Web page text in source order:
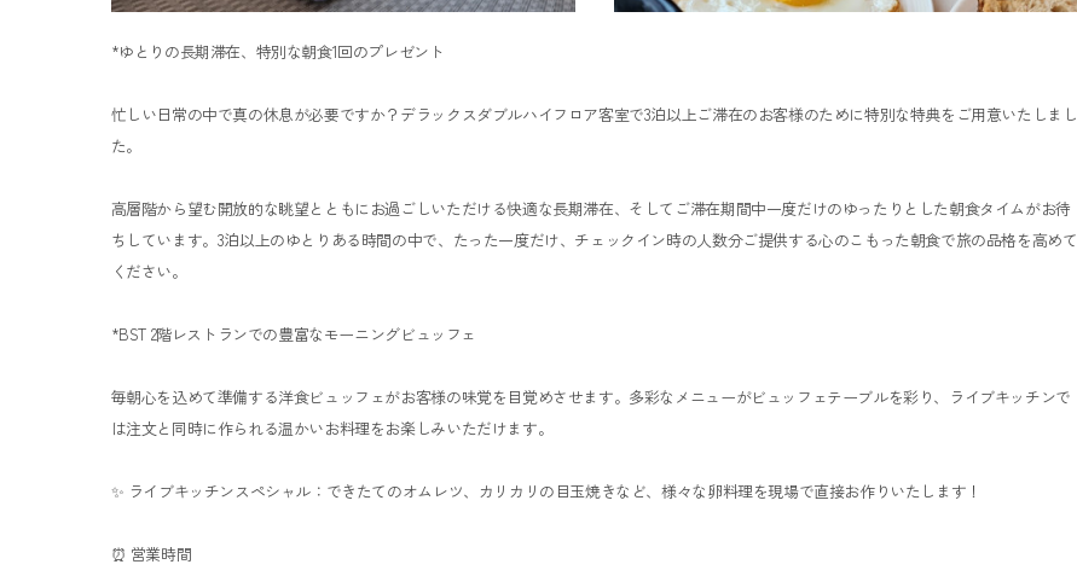
*ゆとりの長期滞在、特別な朝食1回のプレゼント
忙しい日常の中で真の休息が必要ですか？デラックスダブルハイフロア客室で3泊以上ご滞在のお客様のために特別な特典をご用意いたしまし
た。
高層階から望む開放的な眺望とともにお過ごしいただける快適な長期滞在、そしてご滞在期間中一度だけのゆったりとした朝食タイムがお待
ちしています。3泊以上のゆとりある時間の中で、たった一度だけ、チェックイン時の人数分ご提供する心のこもった朝食で旅の品格を高めて
ください。
*BST 2階レストランでの豊富なモーニングビュッフェ
毎朝心を込めて準備する洋食ビュッフェがお客様の味覚を目覚めさせます。多彩なメニューがビュッフェテーブルを彩り、ライブキッチンで
は注文と同時に作られる温かいお料理をお楽しみいただけます。
✨ ライブキッチンスペシャル：できたてのオムレツ、カリカリの目玉焼きなど、様々な卵料理を現場で直接お作りいたします！
⏰ 営業時間